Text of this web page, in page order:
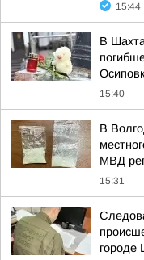
15:44
В
15:40
В
МВД
15:31
городе